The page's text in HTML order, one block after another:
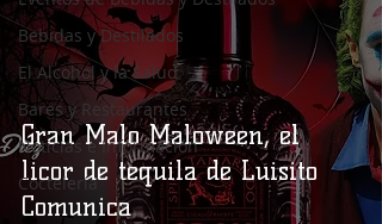
Bebidas y Destilados
El Alcohol y la Salud
Bares y Restaurantes
Noticias e Información
Coctelería
Gran Malo Maloween, el
licor de tequila de Luisito
Comunica